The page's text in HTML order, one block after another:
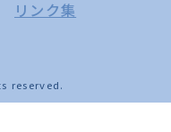
リンク集
reserved.